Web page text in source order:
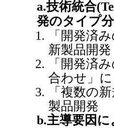
a.技術統合
発のタイプ
「開発済
新製品開発
「開発済
合わせ」
「複数の
製品開発
b.主導要因